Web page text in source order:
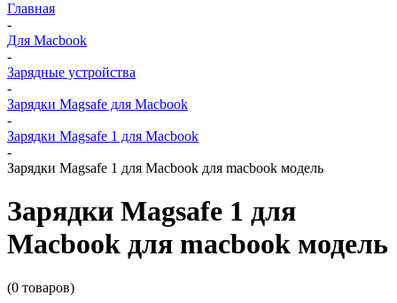
Главная
-
Для Macbook
-
Зарядные устройства
-
Зарядки Magsafe для Macbook
-
Зарядки Magsafe 1 для Macbook
-
Зарядки Magsafe 1 для Macbook для macbook модель
Зарядки Magsafe 1 для
Macbook для macbook модель
(0 товаров)